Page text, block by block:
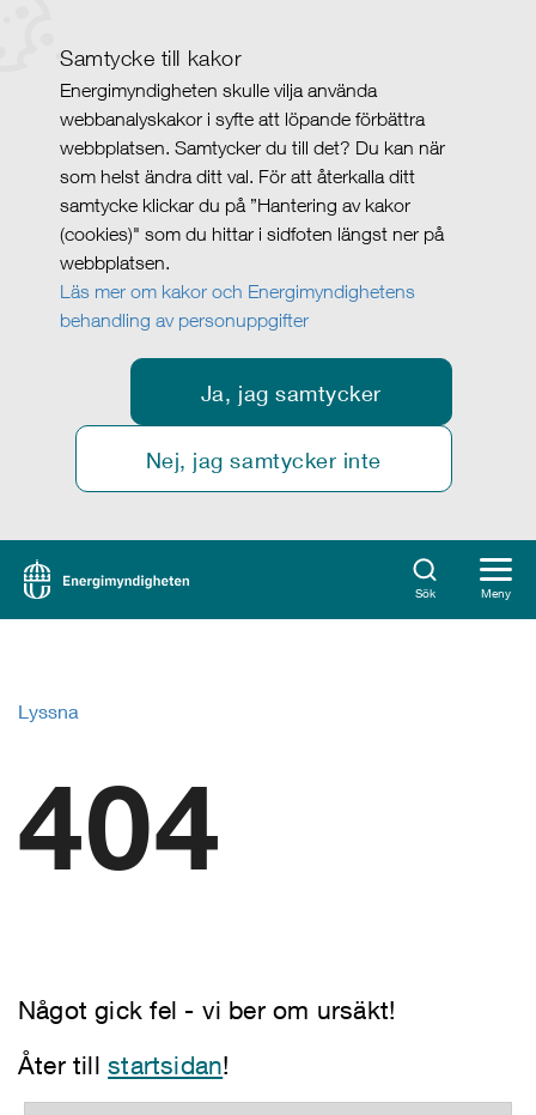
Samtycke till kakor
Energimyndigheten skulle vilja använda
webbanalyskakor i syfte att löpande förbättra
webbplatsen. Samtycker du till det? Du kan när
som helst ändra ditt val. För att återkalla ditt
samtycke klickar du på ”Hantering av kakor
(cookies)" som du hittar i sidfoten längst ner på
webbplatsen.
Läs mer om kakor och Energimyndighetens
behandling av personuppgifter
Ja, jag samtycker
Nej, jag samtycker inte
Sök Meny
Lyssna
404
Något gick fel - vi ber om ursäkt!
Åter tillstartsidan!